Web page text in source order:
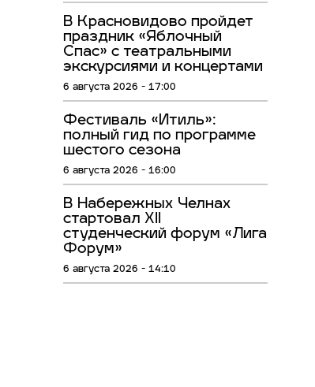
В Красновидово пройдет
праздник «Яблочный
Спас» с театральными
экскурсиями и концертами
6 августа 2026 - 17:00
Фестиваль «Итиль»:
полный гид по программе
шестого сезона
6 августа 2026 - 16:00
В Набережных Челнах
стартовал XII
студенческий форум «Лига
Форум»
6 августа 2026 - 14:10